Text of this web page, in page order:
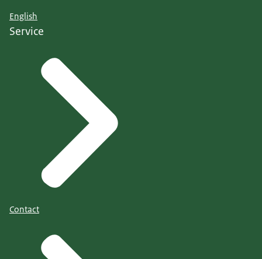
English
Service
Contact